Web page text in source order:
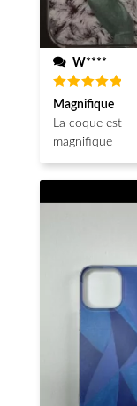
W****
Note5
sur 5
Magnifique
La coque est
magnifique